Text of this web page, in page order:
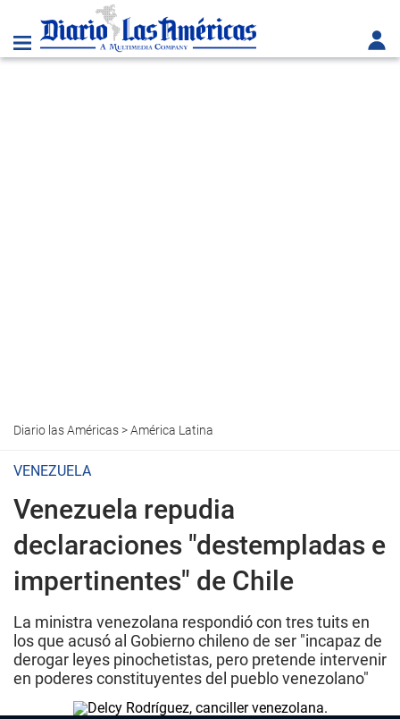
Diario las Américas>América Latina
VENEZUELA
Venezuela repudia
declaraciones "destempladas e
impertinentes" de Chile
La ministra venezolana respondió con tres tuits en
los que acusó al Gobierno chileno de ser "incapaz de
derogar leyes pinochetistas, pero pretende intervenir
en poderes constituyentes del pueblo venezolano"